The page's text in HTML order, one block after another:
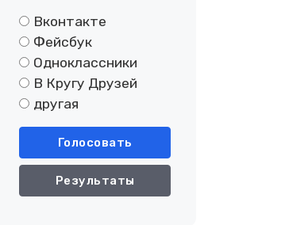
Вконтакте
Фейсбук
Одноклассники
В Кругу Друзей
другая
Голосовать
Результаты